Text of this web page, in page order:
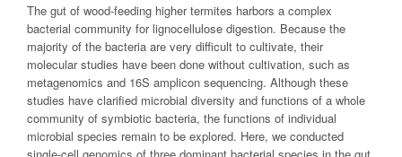
The gut of wood-feeding higher termites harbors a complex
bacterial community for lignocellulose digestion. Because the
majority of the bacteria are very difficult to cultivate, their
molecular studies have been done without cultivation, such as
metagenomics and 16S amplicon sequencing. Although these
studies have clarified microbial diversity and functions of a whole
community of symbiotic bacteria, the functions of individual
microbial species remain to be explored. Here, we conducted
single-cell genomics of three dominant bacterial species in the gut